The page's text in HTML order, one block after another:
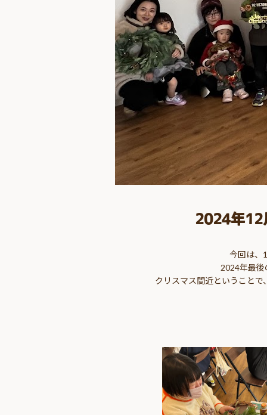
2024年12
今回は、
2024年最
クリスマス間近ということ